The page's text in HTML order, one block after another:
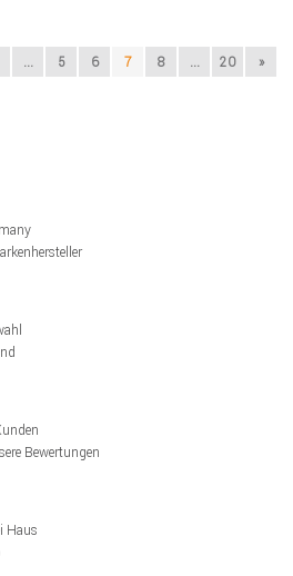
... 5 6 7 8 ... 20 »
Bewertungen
Haus